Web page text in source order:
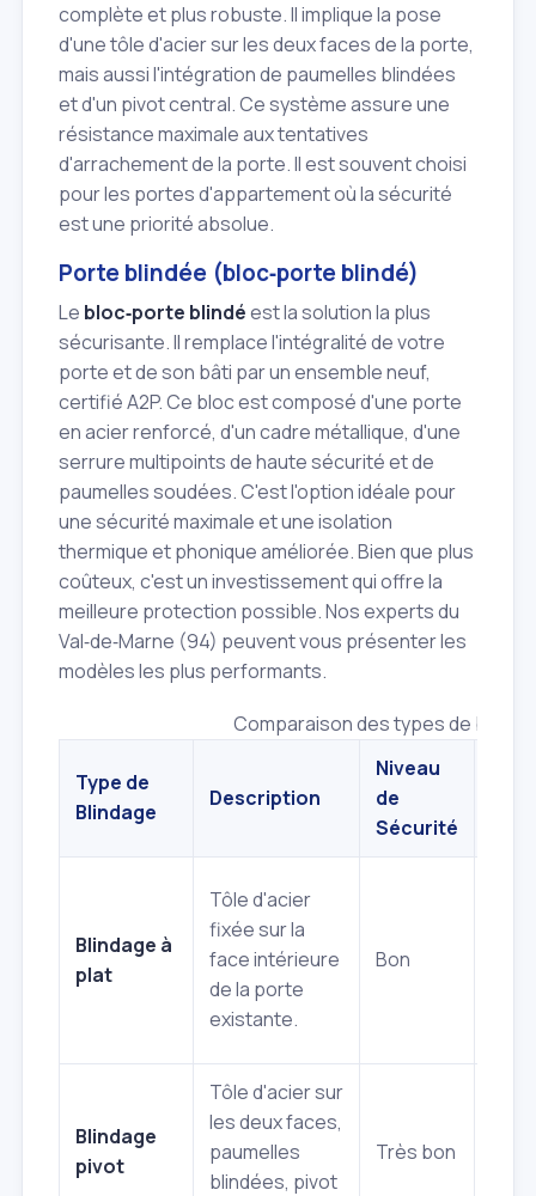
complète et plus robuste. Il implique la pose
d'une tôle d'acier sur les deux faces de la porte,
mais aussi l'intégration de paumelles blindées
et d'un pivot central. Ce système assure une
résistance maximale aux tentatives
d'arrachement de la porte. Il est souvent choisi
pour les portes d'appartement où la sécurité
est une priorité absolue.
Porte blindée (bloc‑porte blindé)
Le bloc‑porte blindéest la solution la plus
sécurisante. Il remplace l'intégralité de votre
porte et de son bâti par un ensemble neuf,
certifié A2P. Ce bloc est composé d'une porte
en acier renforcé, d'un cadre métallique, d'une
serrure multipoints de haute sécurité et de
paumelles soudées. C'est l'option idéale pour
une sécurité maximale et une isolation
thermique et phonique améliorée. Bien que plus
coûteux, c'est un investissement qui offre la
meilleure protection possible. Nos experts du
Val‑de‑Marne (94) peuvent vous présenter les
modèles les plus performants.
Comparaison des types de
Type de
Blindage
Description
Niveau
de
Sécurité
Blindage à
plat
Tôle d'acier
fixée sur la
face intérieure
de la porte
existante.
Bon
Blindage
pivot
Tôle d'acier sur
les deux faces,
paumelles
blindées, pivot
Très bon